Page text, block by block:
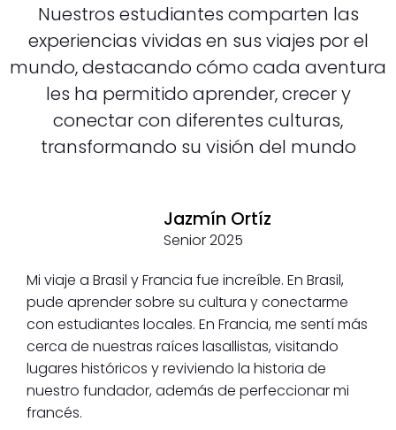
Nuestros estudiantes comparten las
experiencias vividas en sus viajes por el
mundo, destacando cómo cada aventura
les ha permitido aprender, crecer y
conectar con diferentes culturas,
transformando su visión del mundo
Jazmín Ortíz
Senior 2025
Mi viaje a Brasil y Francia fue increíble. En Brasil,
pude aprender sobre su cultura y conectarme
con estudiantes locales. En Francia, me sentí más
cerca de nuestras raíces lasallistas, visitando
lugares históricos y reviviendo la historia de
nuestro fundador, además de perfeccionar mi
francés.